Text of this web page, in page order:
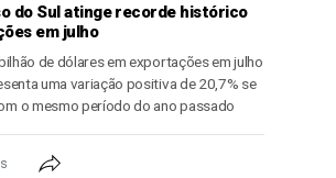
do Sul atinge recorde histórico
em julho
de dólares em exportações em julho
uma variação positiva de 20,7% se
o mesmo período do ano passado